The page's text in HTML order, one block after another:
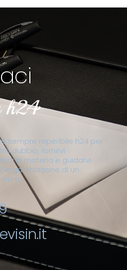
h24
sempre reperibile h24 per
dubbio, fornirvi
in materia e guidarvi
di un